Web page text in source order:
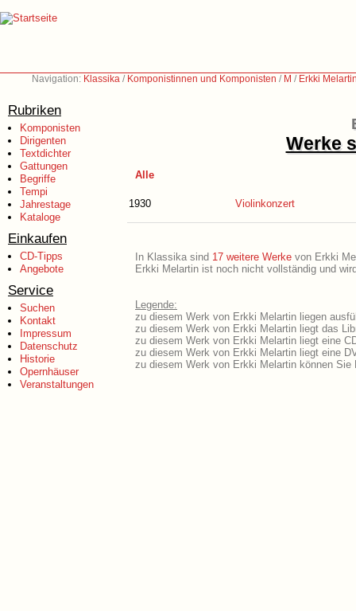
Navigation: Klassika / Komponistinnen und Komponisten / M / Erkki
Rubriken
Komponisten
Dirigenten
Textdichter
Gattungen
Begriffe
Tempi
Jahrestage
Kataloge
Einkaufen
CD-Tipps
Angebote
Service
Suchen
Kontakt
Impressum
Datenschutz
Historie
Opernhäuser
Veranstaltungen
Werke
Alle
1930 Violinkonzert
In Klassika sind 17 weitere Werke von Erkki
Erkki Melartin ist noch nicht vollständig und
Legende:
zu diesem Werk von Erkki Melartin liegen
zu diesem Werk von Erkki Melartin liegt das
zu diesem Werk von Erkki Melartin liegt eine
zu diesem Werk von Erkki Melartin liegt eine
zu diesem Werk von Erkki Melartin können Sie